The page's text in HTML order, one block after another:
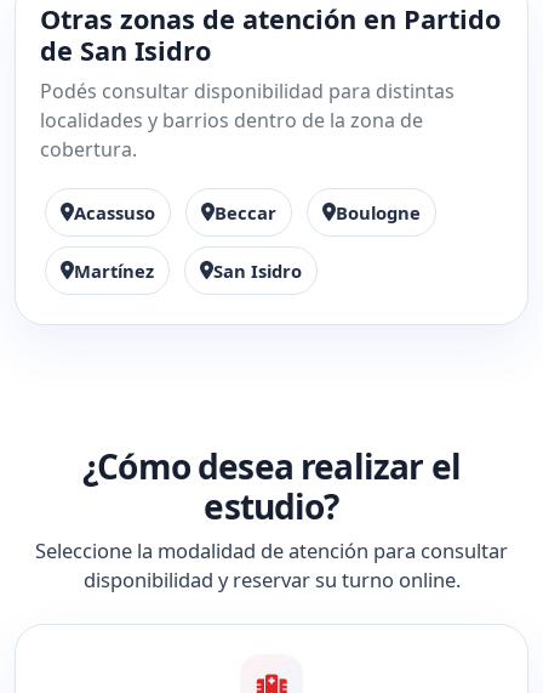
Otras zonas de atención en Partido
de San Isidro
Podés consultar disponibilidad para distintas
localidades y barrios dentro de la zona de
cobertura.
Acassuso Beccar Boulogne
Martínez San Isidro
¿Cómo desea realizar el
estudio?
Seleccione la modalidad de atención para consultar
disponibilidad y reservar su turno online.